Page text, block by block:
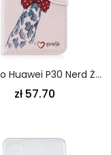
Etui Folio Huawei P30 Nerd Żyrafa
zł 57.70